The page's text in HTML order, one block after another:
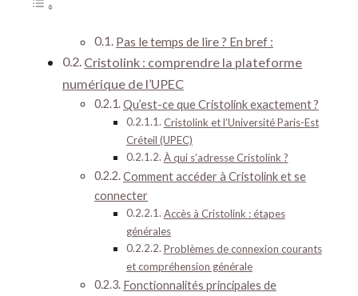
Pas le temps de lire ? En bref :
Cristolink : comprendre la plateforme
numérique de l’UPEC
Qu’est-ce que Cristolink exactement ?
Cristolink et l’Université Paris-Est
Créteil (UPEC)
À qui s’adresse Cristolink ?
Comment accéder à Cristolink et se
connecter
Accès à Cristolink : étapes
générales
Problèmes de connexion courants
et compréhension générale
Fonctionnalités principales de